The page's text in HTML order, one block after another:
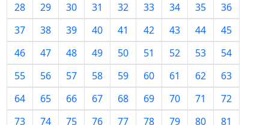
28
29 30 31 32 33 34 35
36
37
38 39 40 41 42 43 44
45
46
47 48 49 50 51 52 53
54
55
56 57 58 59 60 61 62
63
64
65 66 67 68 69 70 71
72
73
74 75 76 77 78 79 80
81